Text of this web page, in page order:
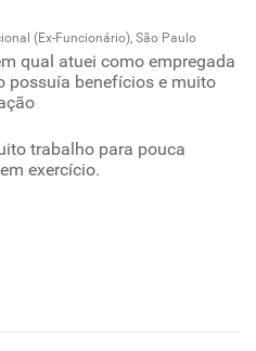
(Ex-Funcionário), São Paulo
qual atuei como empregada
possuía benefícios e muito
trabalho para pouca
exercício.